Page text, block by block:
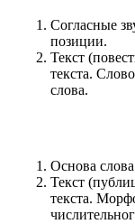
Согласные
позиции.
Текст
текста.
слова.
Основа
Текст
текста.